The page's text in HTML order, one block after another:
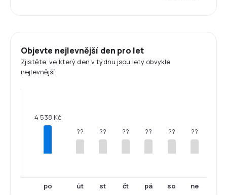
Objevte nejlevnější den pro let
Zjistěte, ve který den v týdnu jsou lety obvykle
nejlevnější.
4 538 Kč
po
??
út
??
st
??
čt
??
pá
??
so
??
ne